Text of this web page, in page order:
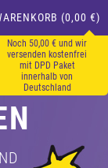
(0,00 €)
Noch 50,00 € und wir
versenden kostenfrei
mit DPD Paket
innerhalb von
Deutschland